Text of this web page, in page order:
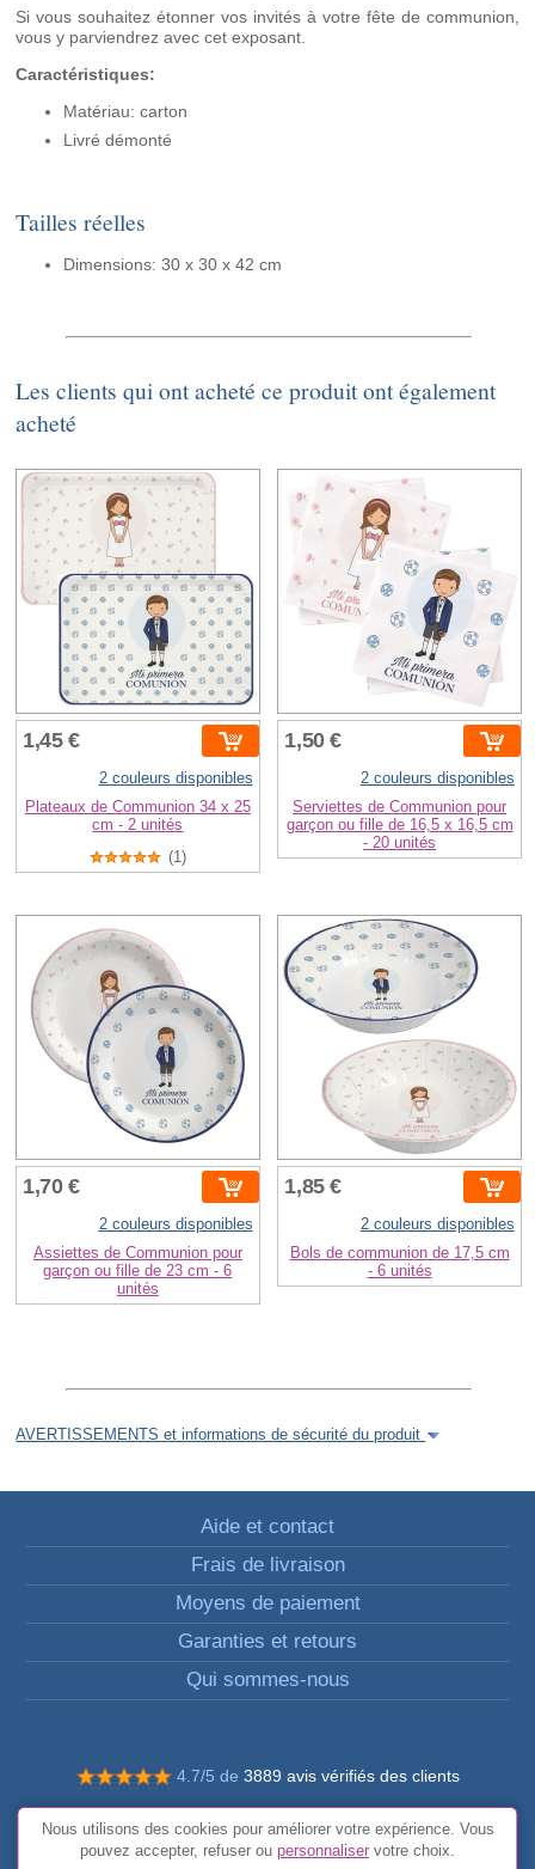
Si vous souhaitez étonner vos invités à votre fête de communion,
vous y parviendrez avec cet exposant.
Caractéristiques:
Matériau: carton
Livré démonté
Tailles réelles
Dimensions: 30 x 30 x 42 cm
Les clients qui ont acheté ce produit ont également
acheté
1,45 €
2 couleurs disponibles
Plateaux de Communion 34 x 25
cm - 2 unités
(1)
1,50 €
2 couleurs disponibles
Serviettes de Communion pour
garçon ou fille de 16,5 x 16,5 cm
- 20 unités
1,70 €
2 couleurs disponibles
Assiettes de Communion pour
garçon ou fille de 23 cm - 6
unités
1,85 €
2 couleurs disponibles
Bols de communion de 17,5 cm
- 6 unités
AVERTISSEMENTS et informations de sécurité du produit
Aide et contact
Frais de livraison
Moyens de paiement
Garanties et retours
Qui sommes-nous
4.7/5 de 3889 avis vérifiés des clients
© Tous droits réservés FunToCome
Conditions générales
Nous utilisons des cookies pour améliorer votre expérience. Vous
pouvez accepter, refuser ou personnaliser votre choix.